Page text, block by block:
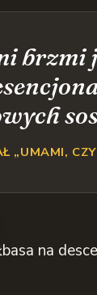
brzmi
„UMAMI,